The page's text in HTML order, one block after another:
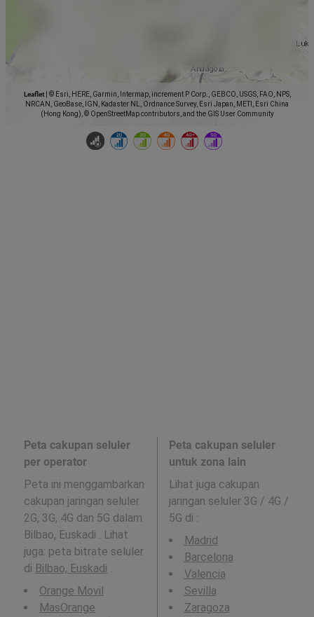
Leaflet
© Esri, HERE, Garmin, Intermap, increment P Corp., GEBCO, USGS, FAO, NPS,
NRCAN, GeoBase, IGN, Kadaster NL, Ordnance Survey, Esri Japan, METI, Esri China
(Hong Kong), © OpenStreetMap contributors, and the GIS User Community
Peta cakupan seluler
per operator
Peta ini menggambarkan
cakupan jaringan seluler
2G, 3G, 4G dan 5G dalam
Bilbao, Euskadi . Lihat
juga: peta bitrate seluler
di Bilbao, Euskadi .
Orange Movil
MasOrange
Peta cakupan seluler
untuk zona lain
Lihat juga cakupan
jaringan seluler 3G / 4G /
5G di :
Madrid
Barcelona
Valencia
Sevilla
Zaragoza